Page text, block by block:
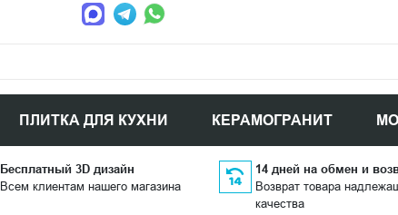
ПЛИТКА ДЛЯ КУХНИ КЕРАМОГРАНИТ
Бесплатный 3D дизайн
Всем клиентам нашего магазина
14 дней на обмен и
Возврат товара
качества